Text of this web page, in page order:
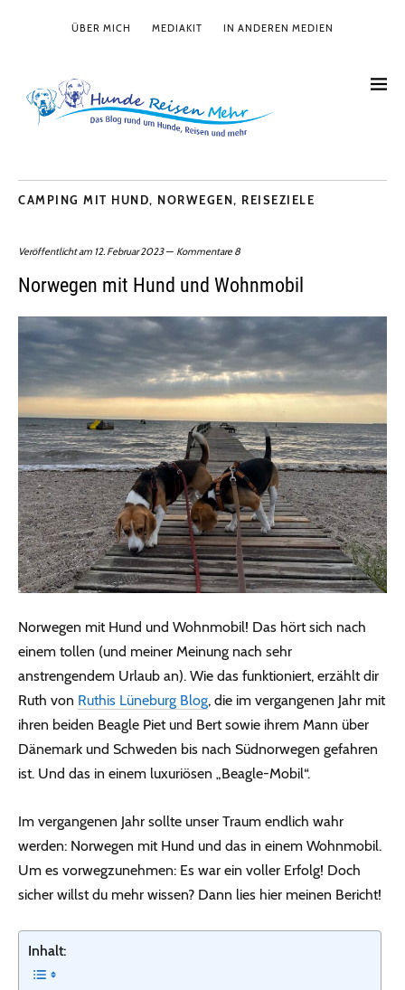
ÜBER MICH MEDIAKIT IN ANDEREN MEDIEN
CAMPING MIT HUND, NORWEGEN, REISEZIELE
Veröffentlicht am 12. Februar 2023 Kommentare 8
Norwegen mit Hund und Wohnmobil
Norwegen mit Hund und Wohnmobil! Das hört sich nach
einem tollen (und meiner Meinung nach sehr
anstrengendem Urlaub an). Wie das funktioniert, erzählt dir
Ruth von Ruthis Lüneburg Blog, die im vergangenen Jahr mit
ihren beiden Beagle Piet und Bert sowie ihrem Mann über
Dänemark und Schweden bis nach Südnorwegen gefahren
ist. Und das in einem luxuriösen „Beagle-Mobil“.
Im vergangenen Jahr sollte unser Traum endlich wahr
werden: Norwegen mit Hund und das in einem Wohnmobil.
Um es vorwegzunehmen: Es war ein voller Erfolg! Doch
sicher willst du mehr wissen? Dann lies hier meinen Bericht!
Inhalt: